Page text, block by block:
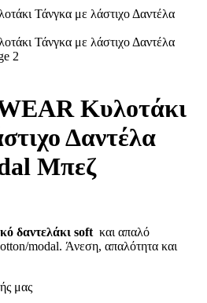
Κυλοτάκι
Δαντέλα
Μπεζ
δαντελάκι soft και απαλό
modal. Άνεση, απαλότητα και
μας